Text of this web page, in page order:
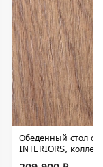
Обеденный стол
INTERIORS,